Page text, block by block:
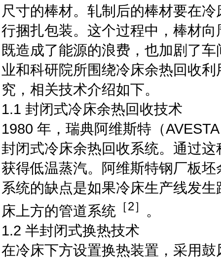
尺寸的棒材。轧制后的棒材要在
行捆扎包装。这个过程中，棒材
既造成了能源的浪费，也加剧了
业和科研院所围绕冷床余热回收
究，相关技术介绍如下。
1.1 封闭式冷床余热回收技术
1980 年，瑞典阿维斯特（
封闭式冷床余热回收系统。通过
获得低温蒸汽。阿维斯特钢厂板
系统的缺点是如果冷床生产线发
床上方的管道系统 ［2］
。
1.2 半封闭式换热技术
在冷床下方设置换热装置，采用